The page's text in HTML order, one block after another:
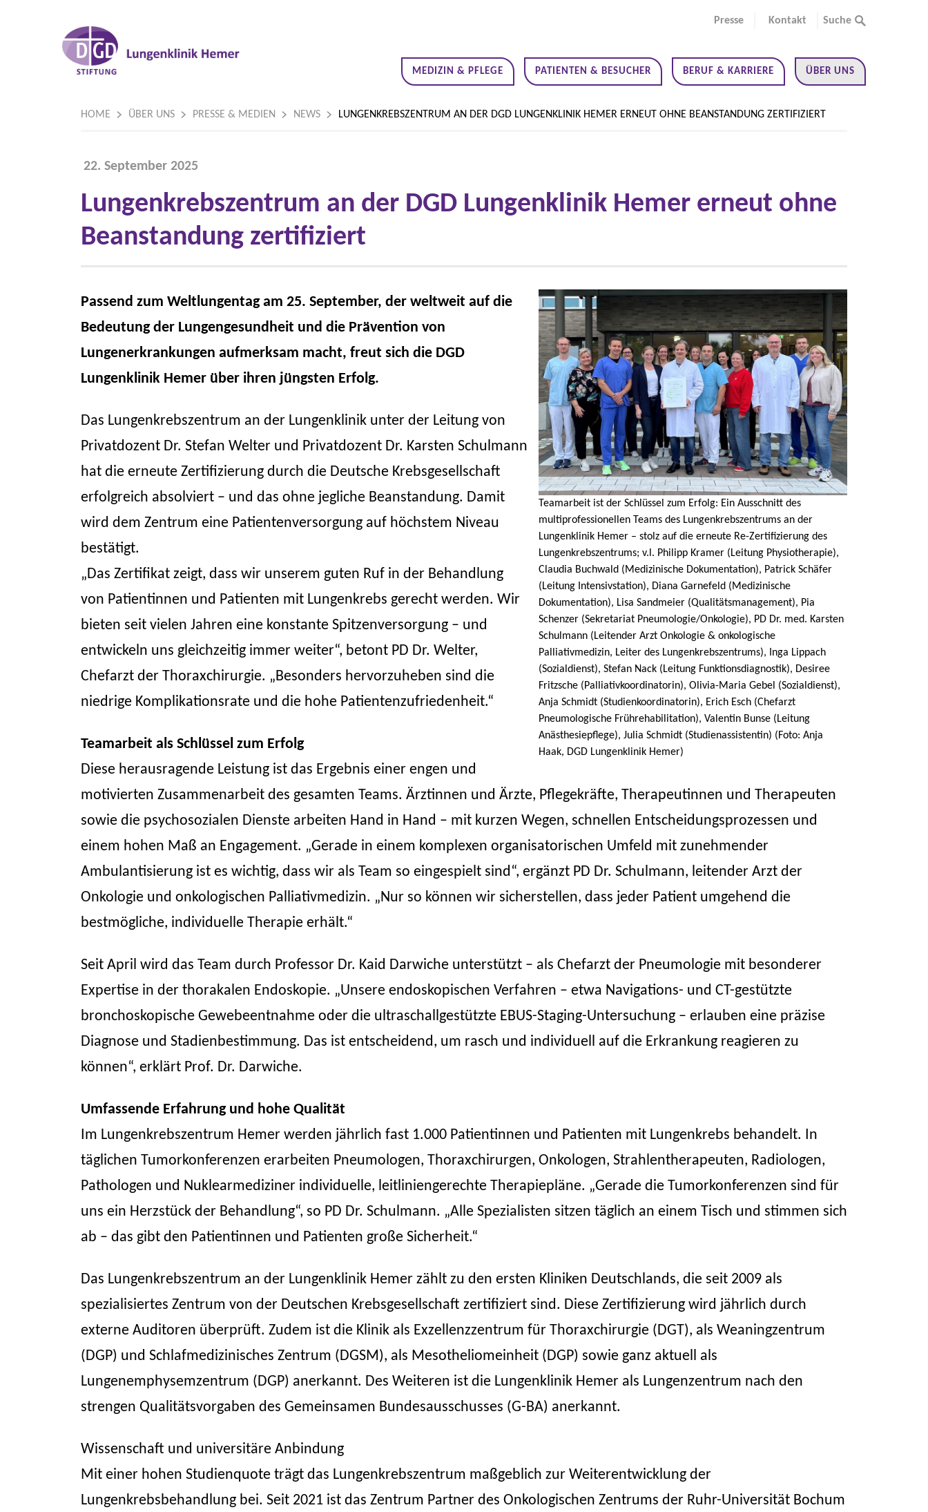
Presse Kontakt Suche
MEDIZIN & PFLEGE PATIENTEN & BESUCHER BERUF & KARRIERE ÜBER UNS
HOME ÜBER UNS PRESSE & MEDIEN NEWS LUNGENKREBSZENTRUM AN DER DGD LUNGENKLINIK HEMER ERNEUT OHNE BEANSTANDUNG ZERTIFIZIERT
22. September 2025
Lungenkrebszentrum an der DGD Lungenklinik Hemer erneut ohne
Beanstandung zertifiziert
Teamarbeit ist der Schlüssel zum Erfolg: Ein Ausschnitt des
multiprofessionellen Teams des Lungenkrebszentrums an der
Lungenklinik Hemer – stolz auf die erneute Re-Zertifizierung des
Lungenkrebszentrums; v.l. Philipp Kramer (Leitung Physiotherapie),
Claudia Buchwald (Medizinische Dokumentation), Patrick Schäfer
(Leitung Intensivstation), Diana Garnefeld (Medizinische
Dokumentation), Lisa Sandmeier (Qualitätsmanagement), Pia
Schenzer (Sekretariat Pneumologie/Onkologie), PD Dr. med. Karsten
Schulmann (Leitender Arzt Onkologie & onkologische
Palliativmedizin, Leiter des Lungenkrebszentrums), Inga Lippach
(Sozialdienst), Stefan Nack (Leitung Funktionsdiagnostik), Desiree
Fritzsche (Palliativkoordinatorin), Olivia-Maria Gebel (Sozialdienst),
Anja Schmidt (Studienkoordinatorin), Erich Esch (Chefarzt
Pneumologische Frührehabilitation), Valentin Bunse (Leitung
Anästhesiepflege), Julia Schmidt (Studienassistentin) (Foto: Anja
Haak, DGD Lungenklinik Hemer)
Passend zum Weltlungentag am 25. September, der weltweit auf die
Bedeutung der Lungengesundheit und die Prävention von
Lungenerkrankungen aufmerksam macht, freut sich die DGD
Lungenklinik Hemer über ihren jüngsten Erfolg.
Das Lungenkrebszentrum an der Lungenklinik unter der Leitung von
Privatdozent Dr. Stefan Welter und Privatdozent Dr. Karsten Schulmann
hat die erneute Zertifizierung durch die Deutsche Krebsgesellschaft
erfolgreich absolviert – und das ohne jegliche Beanstandung. Damit
wird dem Zentrum eine Patientenversorgung auf höchstem Niveau
bestätigt.
„Das Zertifikat zeigt, dass wir unserem guten Ruf in der Behandlung
von Patientinnen und Patienten mit Lungenkrebs gerecht werden. Wir
bieten seit vielen Jahren eine konstante Spitzenversorgung – und
entwickeln uns gleichzeitig immer weiter“, betont PD Dr. Welter,
Chefarzt der Thoraxchirurgie. „Besonders hervorzuheben sind die
niedrige Komplikationsrate und die hohe Patientenzufriedenheit.“
Teamarbeit als Schlüssel zum Erfolg
Diese herausragende Leistung ist das Ergebnis einer engen und
motivierten Zusammenarbeit des gesamten Teams. Ärztinnen und Ärzte, Pflegekräfte, Therapeutinnen und Therapeuten
sowie die psychosozialen Dienste arbeiten Hand in Hand – mit kurzen Wegen, schnellen Entscheidungsprozessen und
einem hohen Maß an Engagement. „Gerade in einem komplexen organisatorischen Umfeld mit zunehmender
Ambulantisierung ist es wichtig, dass wir als Team so eingespielt sind“, ergänzt PD Dr. Schulmann, leitender Arzt der
Onkologie und onkologischen Palliativmedizin. „Nur so können wir sicherstellen, dass jeder Patient umgehend die
bestmögliche, individuelle Therapie erhält.“
Seit April wird das Team durch Professor Dr. Kaid Darwiche unterstützt – als Chefarzt der Pneumologie mit besonderer
Expertise in der thorakalen Endoskopie. „Unsere endoskopischen Verfahren – etwa Navigations- und CT-gestützte
bronchoskopische Gewebeentnahme oder die ultraschallgestützte EBUS-Staging-Untersuchung – erlauben eine präzise
Diagnose und Stadienbestimmung. Das ist entscheidend, um rasch und individuell auf die Erkrankung reagieren zu
können“, erklärt Prof. Dr. Darwiche.
Umfassende Erfahrung und hohe Qualität
Im Lungenkrebszentrum Hemer werden jährlich fast 1.000 Patientinnen und Patienten mit Lungenkrebs behandelt. In
täglichen Tumorkonferenzen erarbeiten Pneumologen, Thoraxchirurgen, Onkologen, Strahlentherapeuten, Radiologen,
Pathologen und Nuklearmediziner individuelle, leitliniengerechte Therapiepläne. „Gerade die Tumorkonferenzen sind für
uns ein Herzstück der Behandlung“, so PD Dr. Schulmann. „Alle Spezialisten sitzen täglich an einem Tisch und stimmen sich
ab – das gibt den Patientinnen und Patienten große Sicherheit.“
Das Lungenkrebszentrum an der Lungenklinik Hemer zählt zu den ersten Kliniken Deutschlands, die seit 2009 als
spezialisiertes Zentrum von der Deutschen Krebsgesellschaft zertifiziert sind. Diese Zertifizierung wird jährlich durch
externe Auditoren überprüft. Zudem ist die Klinik als Exzellenzzentrum für Thoraxchirurgie (DGT), als Weaningzentrum
(DGP) und Schlafmedizinisches Zentrum (DGSM), als Mesotheliomeinheit (DGP) sowie ganz aktuell als
Lungenemphysemzentrum (DGP) anerkannt. Des Weiteren ist die Lungenklinik Hemer als Lungenzentrum nach den
strengen Qualitätsvorgaben des Gemeinsamen Bundesausschusses (G-BA) anerkannt.
Wissenschaft und universitäre Anbindung
Mit einer hohen Studienquote trägt das Lungenkrebszentrum maßgeblich zur Weiterentwicklung der
Lungenkrebsbehandlung bei. Seit 2021 ist das Zentrum Partner des Onkologischen Zentrums der Ruhr-Universität Bochum